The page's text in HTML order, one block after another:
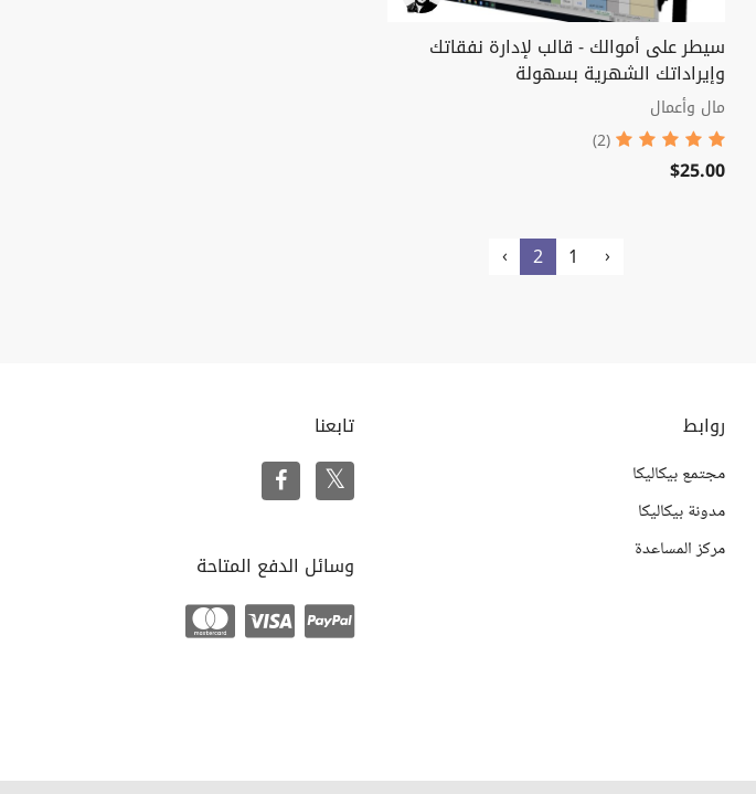
سيطر على أموالك - قالب لإدارة نفقاتك
وإيراداتك الشهرية بسهولة
مال وأعمال
(2)
$25.00
‹
1
2
›
روابط
مجتمع بيكاليكا
مدونة بيكاليكا
مركز المساعدة
تابعنا
وسائل الدفع المتاحة